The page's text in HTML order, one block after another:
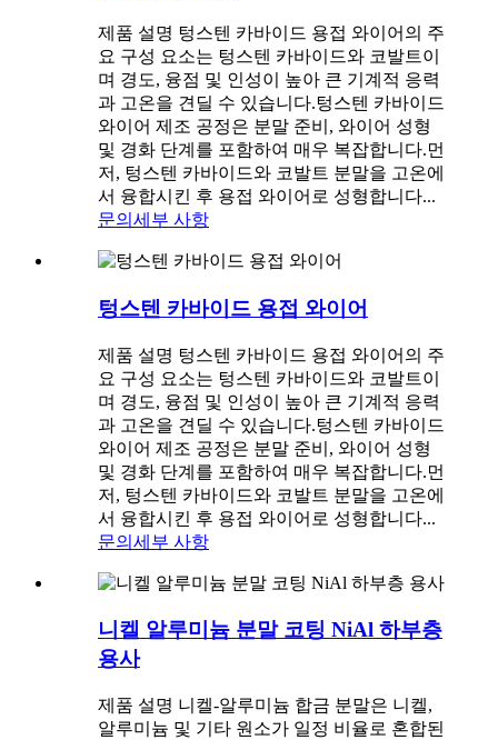
제품 설명 텅스텐 카바이드 용접 와이어의 주
요 구성 요소는 텅스텐 카바이드와 코발트이
며 경도, 융점 및 인성이 높아 큰 기계적 응력
과 고온을 견딜 수 있습니다.텅스텐 카바이드
와이어 제조 공정은 분말 준비, 와이어 성형
및 경화 단계를 포함하여 매우 복잡합니다.먼
저, 텅스텐 카바이드와 코발트 분말을 고온에
서 융합시킨 후 용접 와이어로 성형합니다...
문의 세부 사항
텅스텐 카바이드 용접 와이어
제품 설명 텅스텐 카바이드 용접 와이어의 주
요 구성 요소는 텅스텐 카바이드와 코발트이
며 경도, 융점 및 인성이 높아 큰 기계적 응력
과 고온을 견딜 수 있습니다.텅스텐 카바이드
와이어 제조 공정은 분말 준비, 와이어 성형
및 경화 단계를 포함하여 매우 복잡합니다.먼
저, 텅스텐 카바이드와 코발트 분말을 고온에
서 융합시킨 후 용접 와이어로 성형합니다...
문의 세부 사항
니켈 알루미늄 분말 코팅 NiAl 하부층
용사
제품 설명 니켈-알루미늄 합금 분말은 니켈,
알루미늄 및 기타 원소가 일정 비율로 혼합된